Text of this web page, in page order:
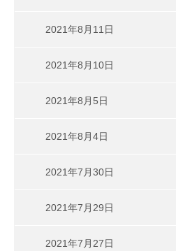
2021年8月11日
2021年8月10日
2021年8月5日
2021年8月4日
2021年7月30日
2021年7月29日
2021年7月27日